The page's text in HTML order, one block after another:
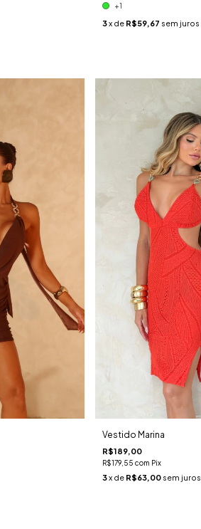
+1
3x de R$59,67 sem juros
Vestido Marina
R$189,00
R$179,55 com Pix
3x de R$63,00 sem juros